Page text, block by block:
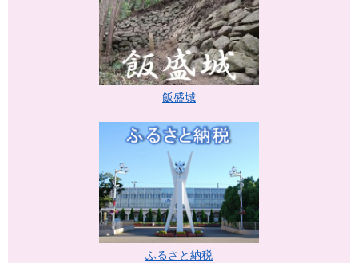
飯盛城
ふるさと納税